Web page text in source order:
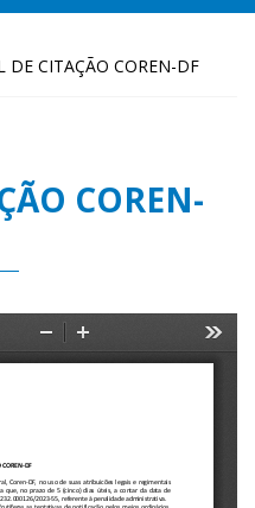
DE CITAÇÃO COREN-DF
COREN-